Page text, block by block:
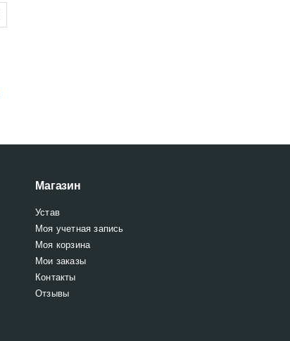
Магазин
Устав
Моя учетная запись
Моя корзина
Мои заказы
Контакты
Отзывы